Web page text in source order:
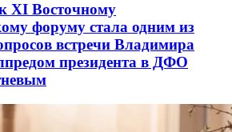
XI Восточному
форуму стала одним из
встречи Владимира
президента в ДФО